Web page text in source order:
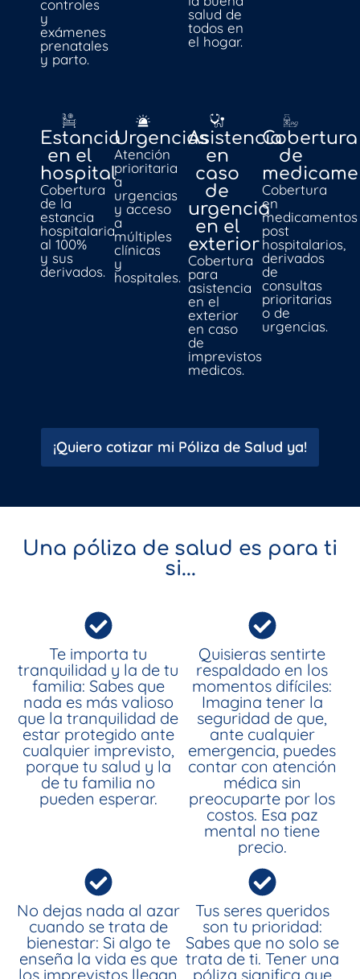
controles
y
exámenes
prenatales
y parto.
salud de
todos en
el hogar.
Estancia
en el
hospital
Cobertura
de la
estancia
hospitalaria
al 100%
y sus
derivados.
Urgencias
Atención
prioritaria
a
urgencias
y acceso
a
múltiples
clínicas
y
hospitales.
Asistencia
en
caso
de
urgencia
en el
exterior
Cobertura
para
asistencia
en el
exterior
en caso
de
imprevistos
medicos.
Cobertura
de
Cobertura
en
medicamentos
post
hospitalarios,
derivados
de
consultas
prioritarias
o de
urgencias.
¡Quiero cotizar mi Póliza de Salud ya!
Una póliza de salud es para ti
si...
Te importa tu
tranquilidad y la de tu
familia: Sabes que
nada es más valioso
que la tranquilidad de
estar protegido ante
cualquier imprevisto,
porque tu salud y la
de tu familia no
pueden esperar.
Quisieras sentirte
respaldado en los
momentos difíciles:
Imagina tener la
seguridad de que,
ante cualquier
emergencia, puedes
contar con atención
médica sin
preocuparte por los
costos. Esa paz
mental no tiene
precio.
No dejas nada al azar
cuando se trata de
bienestar: Si algo te
enseña la vida es que
los imprevistos llegan
Tus seres queridos
son tu prioridad:
Sabes que no solo se
trata de ti. Tener una
póliza significa que